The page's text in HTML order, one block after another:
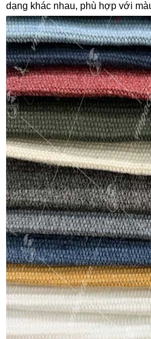
dạng khác nhau, phù hợp với